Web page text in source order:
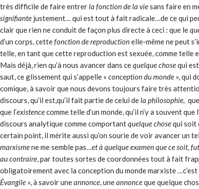
très difficile de faire entrerla fonction de la viesans faire en
signifiante justement… qui est tout à fait radicale…de ce qui
clair que rien ne conduit de façon plus directe à ceci : que le
d’un corps, cettefonction de reproductionelle-même ne peut
telle, en tant que cette reproduction est sexuée, comme telle
Mais déjà, rien qu’à nous avancer dans cequelque chosequi
saut, ce glissement qui s’appelle « conception du monde », qui
comique, à savoir que nous devons toujours faire très
discours, qu’il est,qu’il fait partie de celui dela philosophie,
que l’existencecomme telle d’un monde, qu’il n’y a souvent
discours analytique comme comportantquelque chosequi soit
certain point, il mérite aussi qu’on sourie de voir avancer un
marxismene me semble pas…et à quelque examen que ce soit,
au contraire, par toutes sortes de coordon­nées tout à fait
obligatoirement avec la conception du monde marxiste
Évangile », à savoir uneannonce, uneannonceque quelque